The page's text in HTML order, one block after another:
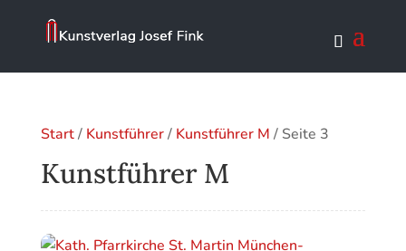
Start/ Kunstführer/ Kunstführer M / Seite 3
Kunstführer M